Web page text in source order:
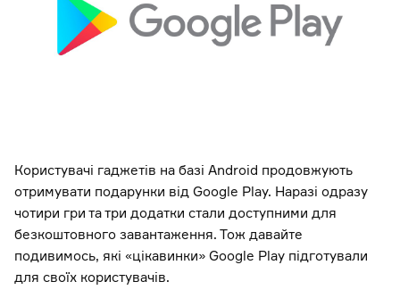
Користувачі гаджетів на базі Android продовжують
отримувати подарунки від Google Play. Наразі одразу
чотири гри та три додатки стали доступними для
безкоштовного завантаження. Тож давайте
подивимось, які «цікавинки» Google Play підготували
для своїх користувачів.